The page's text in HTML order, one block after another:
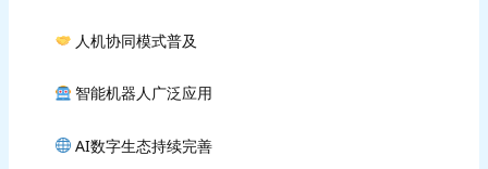
人机协同模式普及
智能机器人广泛应用
AI数字生态持续完善